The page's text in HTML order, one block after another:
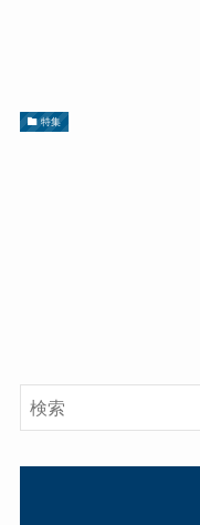
特集